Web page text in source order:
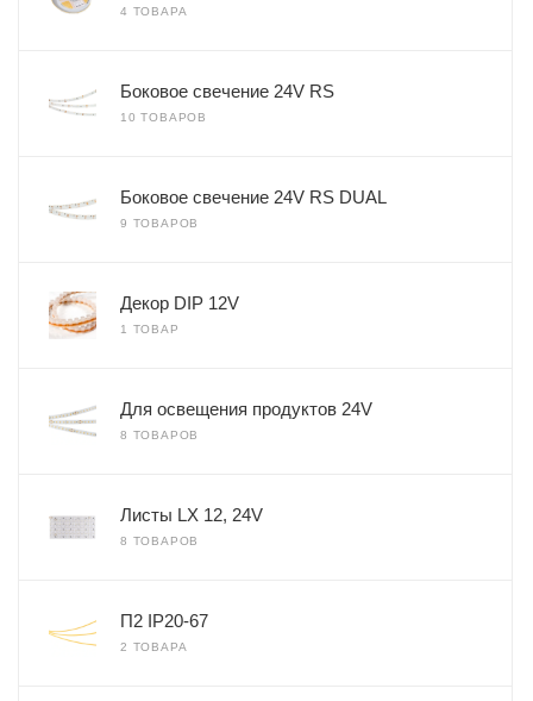
4 ТОВАРА
Боковое свечение 24V RS
10 ТОВАРОВ
Боковое свечение 24V RS DUAL
9 ТОВАРОВ
Декор DIP 12V
1 ТОВАР
Для освещения продуктов 24V
8 ТОВАРОВ
Листы LX 12, 24V
8 ТОВАРОВ
П2 IP20-67
2 ТОВАРА